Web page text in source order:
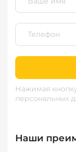
Нажимая
персональных
Наши